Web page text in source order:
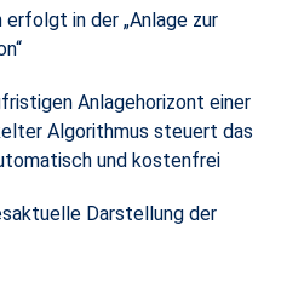
in der „Anlage zur
Anlagehorizont einer
Algorithmus steuert das
und kostenfrei
Darstellung der